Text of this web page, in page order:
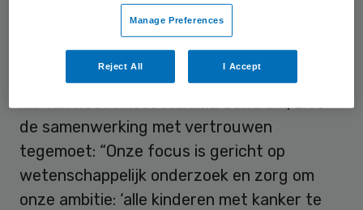
de landelijke pathologie databanken van
stichting PALGA.
Bastiaan Tops, hoofd van het diagnostisch
lab van het Prinses Máxima Centrum, ziet
de samenwerking met vertrouwen
tegemoet: “Onze focus is gericht op
wetenschappelijk onderzoek en zorg om
onze ambitie: ‘alle kinderen met kanker te
Manage Preferences
Reject All I Accept